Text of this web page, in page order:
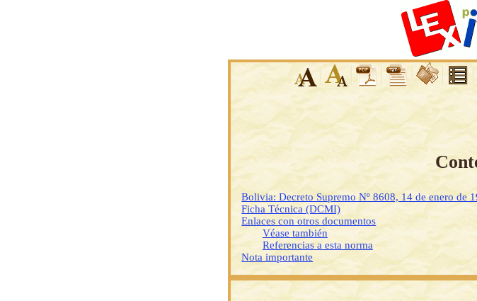
Bolivia: Decreto Supremo Nº 8608, 14 de enero de
Ficha Técnica (DCMI)
Enlaces con otros documentos
Véase también
Referencias a esta norma
Nota importante